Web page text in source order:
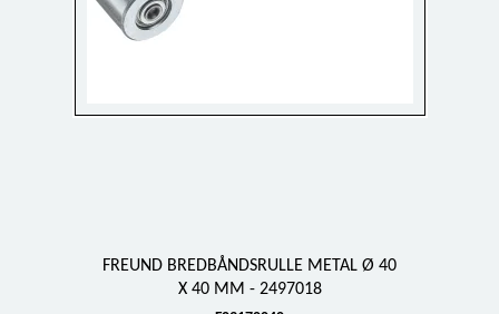
FREUND BREDBÅNDSRULLE METAL Ø 40
X 40 MM - 2497018